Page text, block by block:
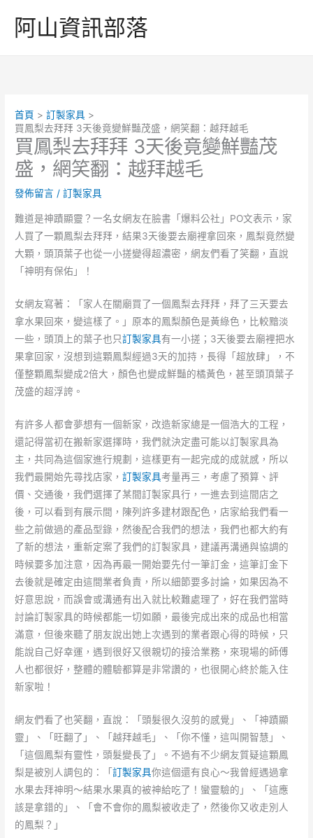
阿山資訊部落
首頁
訂製家具
買鳳梨去拜拜 3天後竟變鮮豔茂盛，網笑翻：越拜越毛
買鳳梨去拜拜 3天後竟變鮮豔茂
盛，網笑翻：越拜越毛
發佈留言 /訂製家具
難道是神蹟顯靈？一名女網友在臉書「爆料公社」PO文表示，家
人買了一顆鳳梨去拜拜，結果3天後要去廟裡拿回來，鳳梨竟然變
大顆，頭頂葉子也從一小搓變得超濃密，網友們看了笑翻，直說
「神明有保佑」！
女網友寫著：「家人在關廟買了一個鳳梨去拜拜，拜了三天要去
拿水果回來，變這樣了。」原本的鳳梨顏色是黃綠色，比較黯淡
一些，頭頂上的葉子也只訂製家具有一小搓；3天後要去廟裡把水
果拿回家，沒想到這顆鳳梨經過3天的加持，長得「超放肆」，不
僅整顆鳳梨變成2倍大，顏色也變成鮮豔的橘黃色，甚至頭頂葉子
茂盛的超浮誇。
有許多人都會夢想有一個新家，改造新家總是一個浩大的工程，
還記得當初在搬新家選擇時，我們就決定盡可能以訂製家具為
主，共同為這個家進行規劃，這樣更有一起完成的成就感，所以
我們最開始先尋找店家，訂製家具考量再三，考慮了預算、評
價、交通後，我們選擇了某間訂製家具行，一進去到這間店之
後，可以看到有展示間，陳列許多建材跟配色，店家給我們看一
些之前做過的產品型錄，然後配合我們的想法，我們也都大約有
了新的想法，重新定案了我們的訂製家具，建議再溝通與協調的
時候要多加注意，因為再最一開始要先付一筆訂金，這筆訂金下
去後就是確定由這間業者負責，所以細節要多討論，如果因為不
好意思說，而誤會或溝通有出入就比較難處理了，好在我們當時
討論訂製家具的時候都能一切如願，最後完成出來的成品也相當
滿意，但後來聽了朋友說出她上次遇到的業者跟心得的時候，只
能說自己好幸運，遇到很好又很親切的接洽業務，來現場的師傅
人也都很好，整體的體驗都算是非常讚的，也很開心終於能入住
新家啦！
網友們看了也笑翻，直說：「頭髮很久沒剪的感覺」、「神蹟顯
靈」、「旺翻了」、「越拜越毛」、「你不懂，這叫開智慧」、
「這個鳳梨有靈性，頭髮變長了」。不過有不少網友質疑這顆鳳
梨是被別人調包的：「訂製家具你這個還有良心～我曾經遇過拿
水果去拜神明～結果水果真的被神給吃了！蠻靈驗的」、「這應
該是拿錯的」、「會不會你的鳳梨被收走了，然後你又收走別人
的鳳梨？」